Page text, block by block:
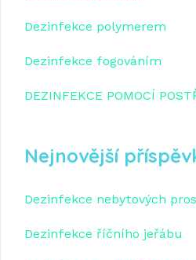
Dezinfekce polymerem
Dezinfekce fogováním
DEZINFEKCE POMOCÍ
Nejnovější
Dezinfekce nebytových
Dezinfekce říčního jeřábu